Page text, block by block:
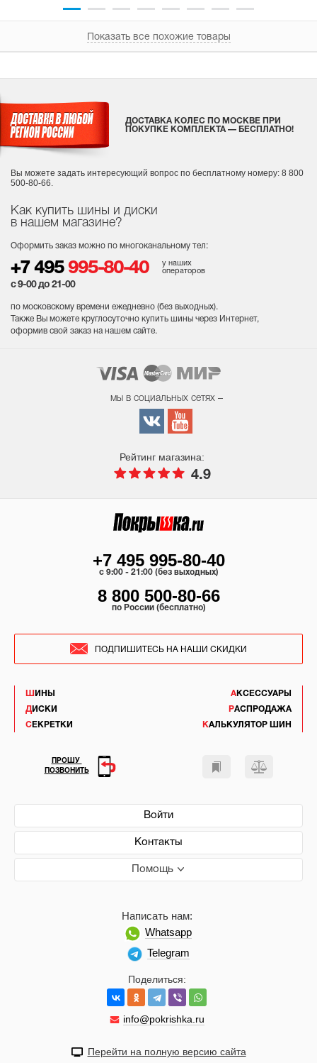
Показать все похожие товары
Как купить шины и диски
в нашем магазине?
Оформить заказ можно по многоканальному тел:
+7 495 995-80-40
у наших
операторов
с 9-00 до 21-00
по московскому времени ежедневно (без выходных).
Также Вы можете круглосуточно купить шины через Интернет,
оформив свой заказ на нашем сайте.
ДОСТАВКА КОЛЕС ПО МОСКВЕ ПРИ
ПОКУПКЕ КОМПЛЕКТА — БЕСПЛАТНО!
Вы можете задать интересующий вопрос по бесплатному номеру: 8 800
500-80-66.
мы в социальных сетях –
Рейтинг магазина:
4.9
ШИНЫ
ДИСКИ
СЕКРЕТКИ
АКСЕССУАРЫ
РАСПРОДАЖА
КАЛЬКУЛЯТОР ШИН
Войти
Контакты
Помощь
Поделиться:
info@pokrishka.ru
Написать нам:
Whatsapp
Telegram
+7 495 995-80-40
c 9:00 - 21:00 (без выходных)
8 800 500-80-66
по России (бесплатно)
ПОДПИШИТЕСЬ НА НАШИ СКИДКИ
ПРОШУ
ПОЗВОНИТЬ
Перейти на полную версию сайта